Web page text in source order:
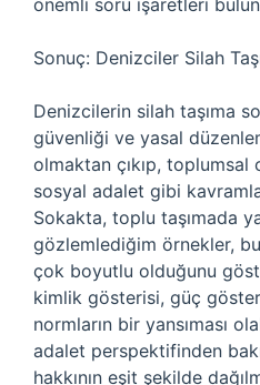
önemli soru işaretleri
Sonuç: Denizciler Silah
Denizcilerin silah taşıma
güvenliği ve yasal
olmaktan çıkıp,
sosyal adalet gibi
Sokakta, toplu taşımada
gözlemlediğim örnekler,
çok boyutlu olduğunu
kimlik gösterisi, güç
normların bir yansıması
adalet perspektifinden
hakkının eşit şekilde